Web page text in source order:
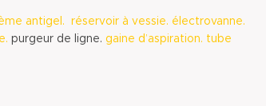
antigel. réservoir à vessie. électrovanne.
purgeur de ligne. gaine d’aspiration. tube